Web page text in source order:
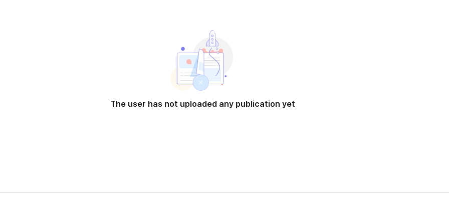
The user has not uploaded any publication yet